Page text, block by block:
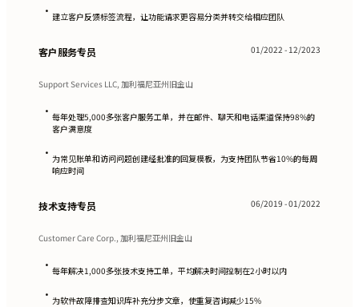
• 建立客户反馈标签流程，让功能请求更容易分类并转交给相应团队
客户服务专员 01/2022 - 12/2023
Support Services LLC, 加利福尼亚州旧金山
• 每年处理5,000多张客户服务工单，并在邮件、聊天和电话渠道保持98%的
客户满意度
• 为常见账单和访问问题创建经批准的回复模板，为支持团队节省10%的每周
响应时间
技术支持专员 06/2019 - 01/2022
Customer Care Corp., 加利福尼亚州旧金山
• 每年解决1,000多张技术支持工单，平均解决时间控制在2小时以内
• 为软件故障排查知识库补充分步文章，使重复咨询减少15%